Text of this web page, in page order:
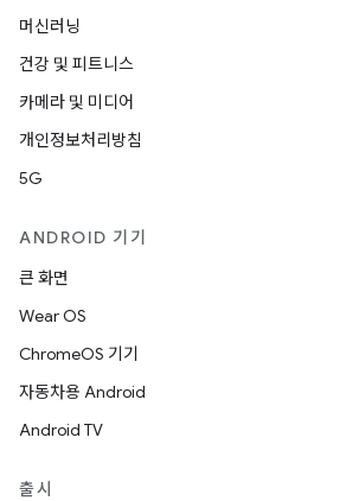
머신러닝
건강 및 피트니스
카메라 및 미디어
개인정보처리방침
5G
ANDROID 기기
큰 화면
Wear OS
ChromeOS 기기
자동차용 Android
Android TV
출시